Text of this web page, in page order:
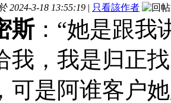
2024-3-18 13:55:19 | 只看該作者
斯：“她是跟我
我，我是归正
可是阿谁客户